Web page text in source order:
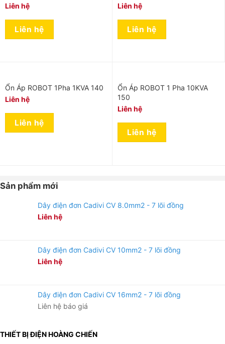
Liên hệ
Liên hệ
Liên hệ
Liên hệ
Ổn Áp ROBOT 1Pha 1KVA 140
Liên hệ
Liên hệ
Ổn Áp ROBOT 1 Pha 10KVA
150
Liên hệ
Liên hệ
Sản phẩm mới
Dây điện đơn Cadivi CV 8.0mm2 - 7 lõi đồng
Liên hệ
Dây điện đơn Cadivi CV 10mm2 - 7 lõi đồng
Liên hệ
Dây điện đơn Cadivi CV 16mm2 - 7 lõi đồng
Liên hệ báo giá
THIẾT BỊ ĐIỆN HOÀNG CHIẾN